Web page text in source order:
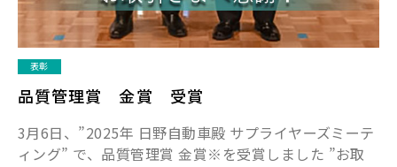
表彰
品質管理賞 金賞 受賞
3月6日、”2025年 日野自動車殿 サプライヤーズミーテ
ィング” で、品質管理賞 金賞※を受賞しました ”お取